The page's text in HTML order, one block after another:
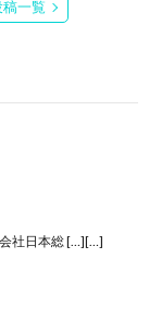
稿一覧
社日本総 […][…]